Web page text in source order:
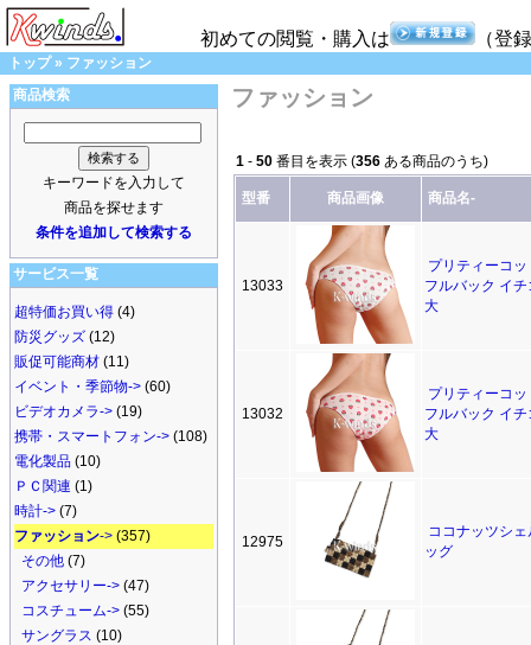
初めての閲覧・購入は （登
トップ» ファッション
商品検索
キーワードを入力して
商品を探せます
条件を追加して検索する
サービス一覧
超特価お買い得 (4)
防災グッズ (12)
販促可能商材 (11)
イベント・季節物-> (60)
ビデオカメラ-> (19)
携帯・スマートフォン-> (108)
電化製品 (10)
ＰＣ関連 (1)
時計-> (7)
ファッション-> (357)
その他 (7)
アクセサリー-> (47)
コスチューム-> (55)
サングラス (10)
ファッション
1 - 50 番目を表示 (356 ある商品のうち)
型番 商品画像 商品名-
13033
プリティーコッ
フルバック イチ
大
13032
プリティーコッ
フルバック イチ
大
12975
ココナッツシェ
ッグ